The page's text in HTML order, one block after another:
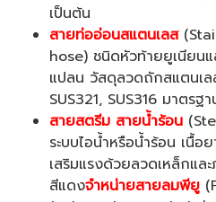
เป็นต้น
สายท่ออ่อนสแตนเลส
hose) ชนิดหัวท้ายยูเนียน
แปลน วัสดุลวดถักสแตนเล
SUS321, SUS316 มาตรฐ
สายสตรีม สายน้ำร้อน
ระบบไอน้ำหรือน้ำร้อน เนื้อ
เสริมแรงด้วยลวดเหล็กแล
สีแดงจำหน่ายสายลมพียู